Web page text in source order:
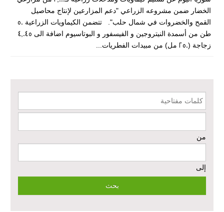
الخضار ضمن مشروعه الزراعي "دعم المزارعين لإنتاج محاصيل
القمح والخضروات في شمال حلب". تتضمن الكيماويات الزراعية 50
طن من أسمدة النيتروجين و الفيسفور و البوتاسيوم اضافة الى 4,045
زجاجة (250 مل) من مبيدات الفطريات...
كلمات مفتاحية
من
إلى
دعم الخدمات الصحية في محافظتي الرقة ودير الزور – المرحلة الثالثة
إعادة تأهيل الخدمات الصحية الأساسية وصحة الأم والطفل في دير الزور
مشروع إعادة تأهيل المأوى والبنية التحتية المستدامة في محافظة السويداء
مبادرة متعددة القطاعات لإعادة التأهيل في مدينة جسر الشغور
تقديم خدمات الرعاية الصحية الأولية في محافظة دير الزور - المرحلة